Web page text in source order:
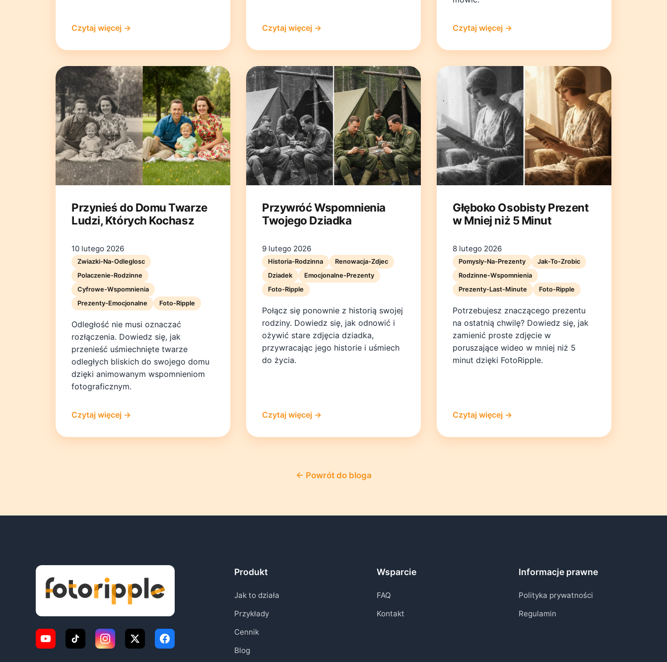
Czytaj więcej → Czytaj więcej → Czytaj więcej →
Przynieś do Domu Twarze
Ludzi, Których Kochasz
10 lutego 2026
Zwiazki-Na-Odleglosc
Polaczenie-Rodzinne
Cyfrowe-Wspomnienia
Prezenty-Emocjonalne
Foto-Ripple
Odległość nie musi oznaczać
rozłączenia. Dowiedz się, jak
przenieść uśmiechnięte twarze
odległych bliskich do swojego domu
dzięki animowanym wspomnieniom
fotograficznym.
Czytaj więcej →
Przywróć Wspomnienia
Twojego Dziadka
9 lutego 2026
Historia-Rodzinna
Renowacja-Zdjec
Dziadek
Emocjonalne-Prezenty
Foto-Ripple
Połącz się ponownie z historią swojej
rodziny. Dowiedz się, jak odnowić i
ożywić stare zdjęcia dziadka,
przywracając jego historie i uśmiech
do życia.
Czytaj więcej →
Głęboko Osobisty Prezent
w Mniej niż 5 Minut
8 lutego 2026
Pomysly-Na-Prezenty
Jak-To-Zrobic
Rodzinne-Wspomnienia
Prezenty-Last-Minute
Foto-Ripple
Potrzebujesz znaczącego prezentu
na ostatnią chwilę? Dowiedz się, jak
zamienić proste zdjęcie w
poruszające wideo w mniej niż 5
minut dzięki FotoRipple.
Czytaj więcej →
← Powrót do bloga
Produkt
Jak to działa
Przykłady
Cennik
Blog
Wsparcie
FAQ
Kontakt
Informacje prawne
Polityka prywatności
Regulamin